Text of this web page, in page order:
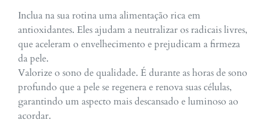
Inclua na sua rotina uma alimentação rica em
antioxidantes. Eles ajudam a neutralizar os radicais livres,
que aceleram o envelhecimento e prejudicam a firmeza
da pele.
Valorize o sono de qualidade. É durante as horas de sono
profundo que a pele se regenera e renova suas células,
garantindo um aspecto mais descansado e luminoso ao
acordar.